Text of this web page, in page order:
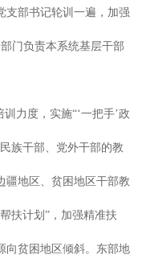
支部书记轮训一遍，加强
门负责本系统基层干部
力度，实施“‘一把手’政
族干部、党外干部的教
疆地区、贫困地区干部教
扶计划”，加强精准扶
向贫困地区倾斜。东部地